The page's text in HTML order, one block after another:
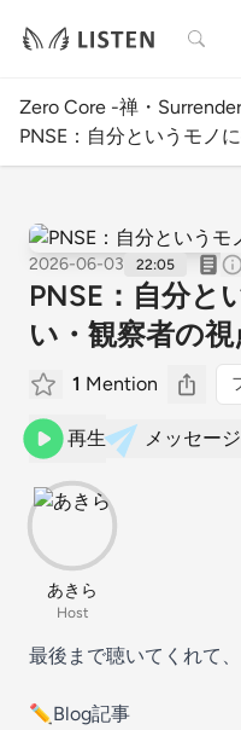
検索
Zero Core -禅・
PNSE：自分というモノ
2026-06-03 22:05
PNSE：自分と
い・観察者の視
1 Mention
再生 メッセー
あきら
Host
最後まで聴いてくれて
✏️Blog記事